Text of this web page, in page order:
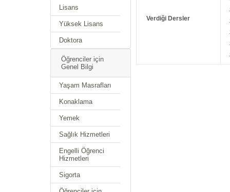
Lisans
Yüksek Lisans
Doktora
Öğrenciler için
Genel Bilgi
Yaşam Masrafları
Konaklama
Yemek
Sağlık Hizmetleri
Engelli Öğrenci
Hizmetleri
Sigorta
Verdiği Dersler